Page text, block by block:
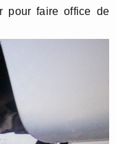
pour faire office de